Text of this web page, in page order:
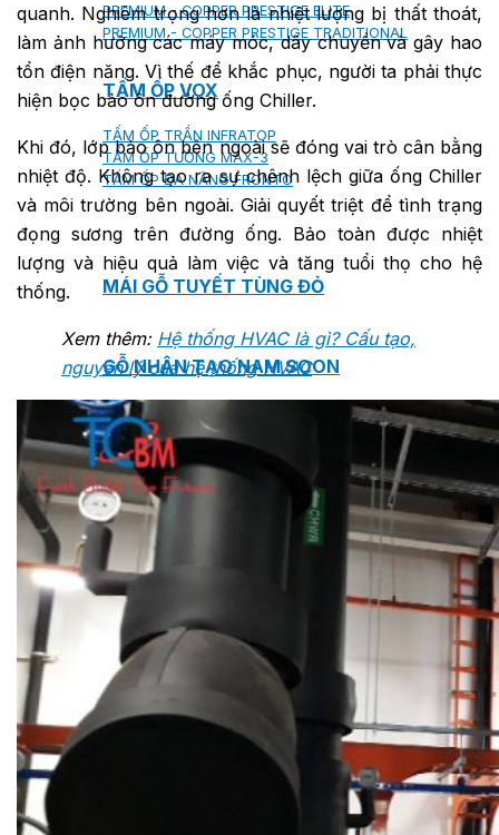
PREMIUM - COPPER PRESTIGE ELITE
PREMIUM - COPPER PRESTIGE TRADITIONAL
TẤM ỐP VOX
TẤM ỐP TRẦN INFRATOP
TẤM ỐP TƯỜNG MAX-3
TẤM ỐP ĐA NĂNG FRONTO
MÁI GỖ TUYẾT TÙNG ĐỎ
GỖ NHÂN TẠO NAM SOON
GỖ SINH THÁI NOVANO
VÁN OSB (VÁN DĂM ĐỊNH HƯỚNG)
MÁI LÁ NHÂN TẠO CENTRO THATCH
MASTER COPPO (KIỂU DÁNG NGÓI
ĐỊA TRUNG HẢI)
quanh. Nghiêm trọng hơn là nhiệt lượng bị thất thoát,
làm ảnh hưởng các máy móc, dây chuyền và gây hao
tổn điện năng. Vì thế để khắc phục, người ta phải thực
hiện bọc bảo ôn đường ống Chiller.
Khi đó, lớp bảo ôn bên ngoài sẽ đóng vai trò cân bằng
nhiệt độ. Không tạo ra sự chênh lệch giữa ống Chiller
và môi trường bên ngoài. Giải quyết triệt để tình trạng
đọng sương trên đường ống. Bảo toàn được nhiệt
lượng và hiệu quả làm việc và tăng tuổi thọ cho hệ
thống.
Xem thêm: Hệ thống HVAC là gì? Cấu tạo,
nguyên lý của hệ thống HVAC